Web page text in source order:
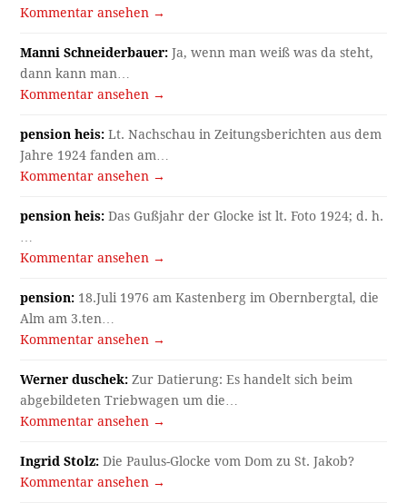
Kommentar ansehen →
Manni Schneiderbauer: Ja, wenn man weiß was da steht,
dann kann man…
Kommentar ansehen →
pension heis: Lt. Nachschau in Zeitungsberichten aus dem
Jahre 1924 fanden am…
Kommentar ansehen →
pension heis: Das Gußjahr der Glocke ist lt. Foto 1924; d. h.
Kommentar ansehen →
pension: 18.Juli 1976 am Kastenberg im Obernbergtal, die
Alm am 3.ten…
Kommentar ansehen →
Werner duschek: Zur Datierung: Es handelt sich beim
abgebildeten Triebwagen um die…
Kommentar ansehen →
Ingrid Stolz: Die Paulus-Glocke vom Dom zu St. Jakob?
Kommentar ansehen →